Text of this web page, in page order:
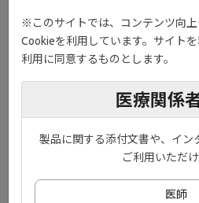
滑膜線維芽細胞とコントロールとし
を添加して、MHCクラスⅡ分子と共
察したところ、IFN-γの刺激を強く受
※このサイトでは、コンテンツ向
Cookieを利用しています。サイト
利用に同意するものとします。
医療関係
製品に関する添付文書や、イン
ご利用いただけ
医師